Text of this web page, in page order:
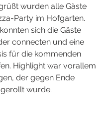
wurden alle Gäste
Party im Hofgarten.
sich die Gäste
connecten und eine
für die kommenden
Highlight war vorallem
der gegen Ende
wurde.